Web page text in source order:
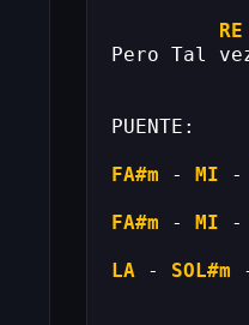
RE
Pero Tal
PUENTE:
FA#m - MI -
FA#m - MI -
LA - SOL#m